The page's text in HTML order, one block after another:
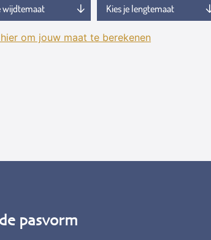
om jouw maat te berekenen
pasvorm